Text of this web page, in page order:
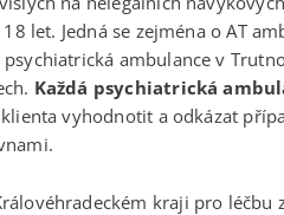
let. Jedná se zejména o AT
ambulance v
Každá psychiatrická
vyhodnotit a odkázat
kraji pro léčbu